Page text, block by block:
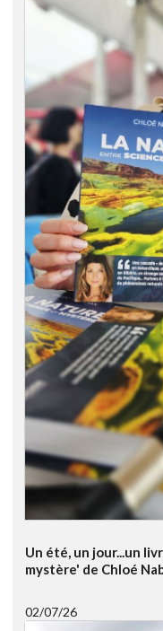
Un été, un jour...un
mystère' de Chloé
02/07/26